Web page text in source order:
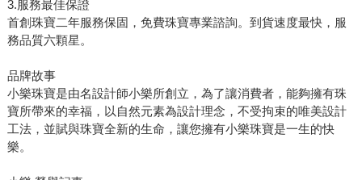
3.服務最佳保證
首創珠寶二年服務保固，免費珠寶專業諮詢。到貨速度最快，服
務品質六顆星。
品牌故事
小樂珠寶是由名設計師小樂所創立，為了讓消費者，能夠擁有珠
寶所帶來的幸福，以自然元素為設計理念，不受拘束的唯美設計
工法，並賦與珠寶全新的生命，讓您擁有小樂珠寶是一生的快
樂。